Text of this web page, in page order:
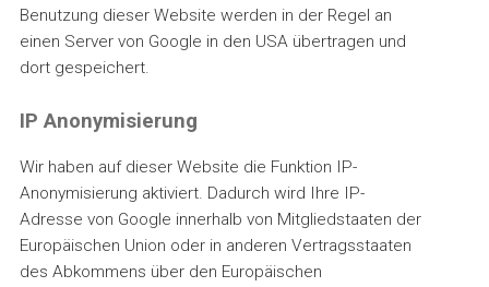
Benutzung dieser Website werden in der Regel an
einen Server von Google in den USA übertragen und
dort gespeichert.
IP Anonymisierung
Wir haben auf dieser Website die Funktion IP-
Anonymisierung aktiviert. Dadurch wird Ihre IP-
Adresse von Google innerhalb von Mitgliedstaaten der
Europäischen Union oder in anderen Vertragsstaaten
des Abkommens über den Europäischen